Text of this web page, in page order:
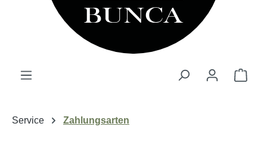
Service Zahlungsarten